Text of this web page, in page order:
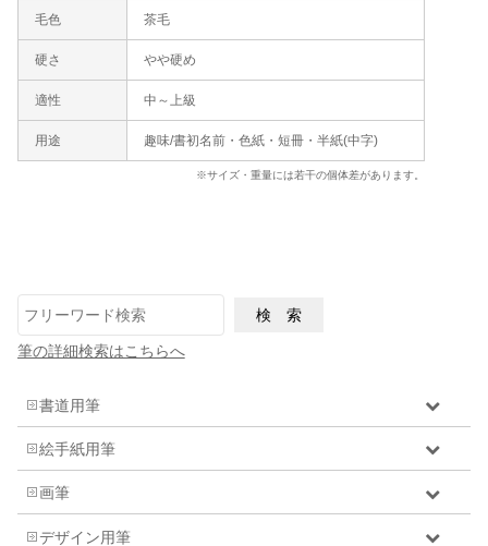
※サイズ・重量には若干の個体差があります。
毛色 茶毛
硬さ やや硬め
適性 中～上級
用途 趣味/書初名前・色紙・短冊・半紙(中字)
筆の詳細検索はこちらへ
書道用筆
絵手紙用筆
画筆
デザイン用筆